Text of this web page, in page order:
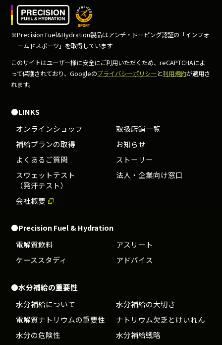
※Precision Fuel&Hydration製品はアンチ・ドーピング認証の「インフォ
ームドスポーツ」を取得しています
このサイトはユーザー様に安全にご利用いただくため、reCAPTCHAによ
って保護されており、Googleのプライバシーポリシー と利用規約が適用さ
れます。
●LINKS
オンラインショップ
取扱店舗一覧
補給プランの取得
お知らせ
よくあるご質問
ストーリー
スウェットテスト
（発汗テスト）
法人・企業向け窓口
会社概要
●Precision Fuel & Hydration
電解質飲料
アスリート
ケーススタディ
アドバイス
●水分補給の重要性
水分補給について
水分補給の大切さ
電解質ナトリウムの重要性
ナトリウム欠乏とけいれん
水分の危険性
水分補給戦略